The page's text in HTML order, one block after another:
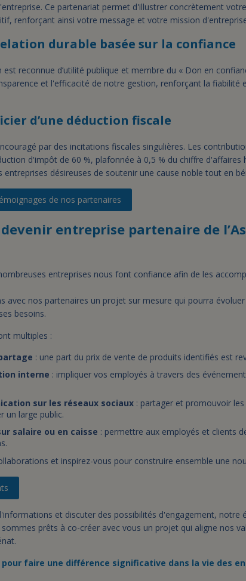
Ce partenariat permet d'illustrer concrètement
renforçant ainsi votre message et votre mission
durable basée sur la confiance
reconnue d’utilité publique et membre du « Don en
et l'efficacité de notre gestion, renforçant la fiabilité
d’une déduction fiscale
par des incitations fiscales singulières. Les
d'impôt de 60 %, plafonnée à 0,5 % du chiffre
entreprises désireuses de soutenir une cause noble tout en
de nos partenaires
entreprise partenaire de
entreprises nous font confiance afin de les
avec nos partenaires un projet sur mesure qui pourra
besoins.
multiples :
: une part du prix de vente de produits identifiés est
interne : impliquer vos employés à travers des
sur les réseaux sociaux : partager et promouvoir
un large public.
salaire ou en caisse : permettre aux employés et clients
et inspirez-vous pour construire ensemble une
et discuter des possibilités d'engagement, notre
prêts à co-créer avec vous un projet qui aligne nos
pour faire une différence significative dans la vie des